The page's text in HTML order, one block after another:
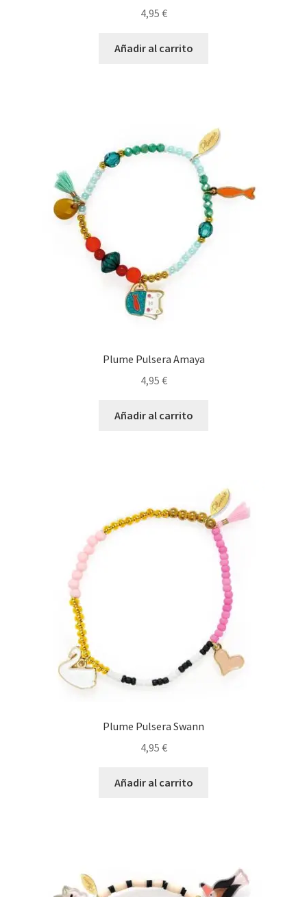
4,95 €
Añadir al carrito
Plume Pulsera Amaya
4,95 €
Añadir al carrito
Plume Pulsera Swann
4,95 €
Añadir al carrito